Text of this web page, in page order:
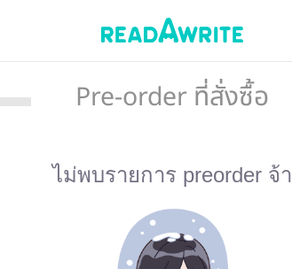
Pre-order ที่สั่งซื้อ
ไม่พบรายการ preorder จ้า